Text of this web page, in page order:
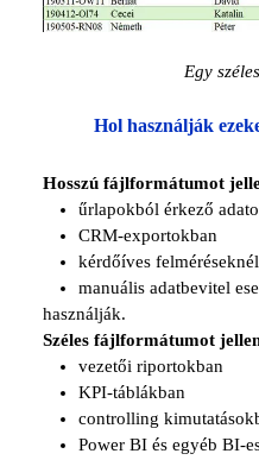
Egy
Hol használják
Hosszú fájlformátumot
űrlapokból érkező
CRM-exportokban
kérdőíves felméréseknél
manuális adatbevitel
használják.
Széles fájlformátumot
vezetői riportokban
KPI-táblákban
controlling
Power BI és egyéb BI-